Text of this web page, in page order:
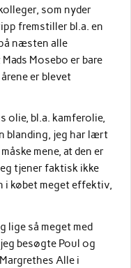
som nyder
fremstiller bl.a. en
næsten alle
Mosebo er bare
er blevet
olie, bl.a. kamferolie,
blanding, jeg har lært
mene, at den er
tjener faktisk ikke
i købet meget effektiv,
lige så meget med
besøgte Poul og
Alle i